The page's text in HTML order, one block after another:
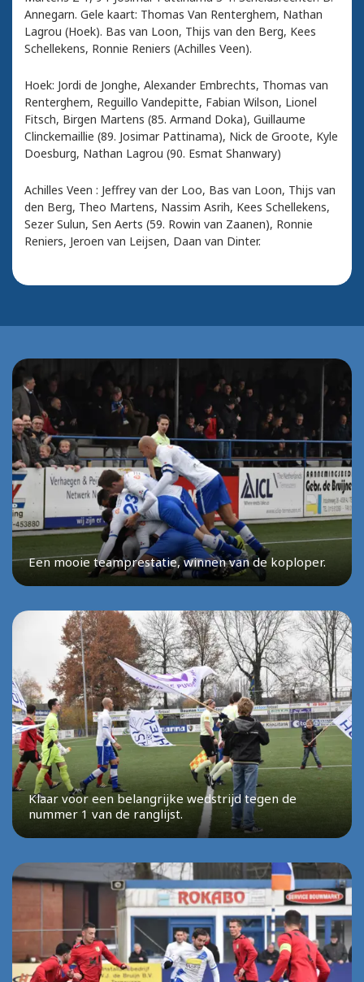
Annegarn. Gele kaart: Thomas Van Renterghem, Nathan
Lagrou (Hoek). Bas van Loon, Thijs van den Berg, Kees
Schellekens, Ronnie Reniers (Achilles Veen).
Hoek: Jordi de Jonghe, Alexander Embrechts, Thomas van
Renterghem, Reguillo Vandepitte, Fabian Wilson, Lionel
Fitsch, Birgen Martens (85. Armand Doka), Guillaume
Clinckemaillie (89. Josimar Pattinama), Nick de Groote, Kyle
Doesburg, Nathan Lagrou (90. Esmat Shanwary)
Achilles Veen : Jeffrey van der Loo, Bas van Loon, Thijs van
den Berg, Theo Martens, Nassim Asrih, Kees Schellekens,
Sezer Sulun, Sen Aerts (59. Rowin van Zaanen), Ronnie
Reniers, Jeroen van Leijsen, Daan van Dinter.
Een mooie teamprestatie, winnen van de koploper.
Klaar voor een belangrijke wedstrijd tegen de
nummer 1 van de ranglijst.